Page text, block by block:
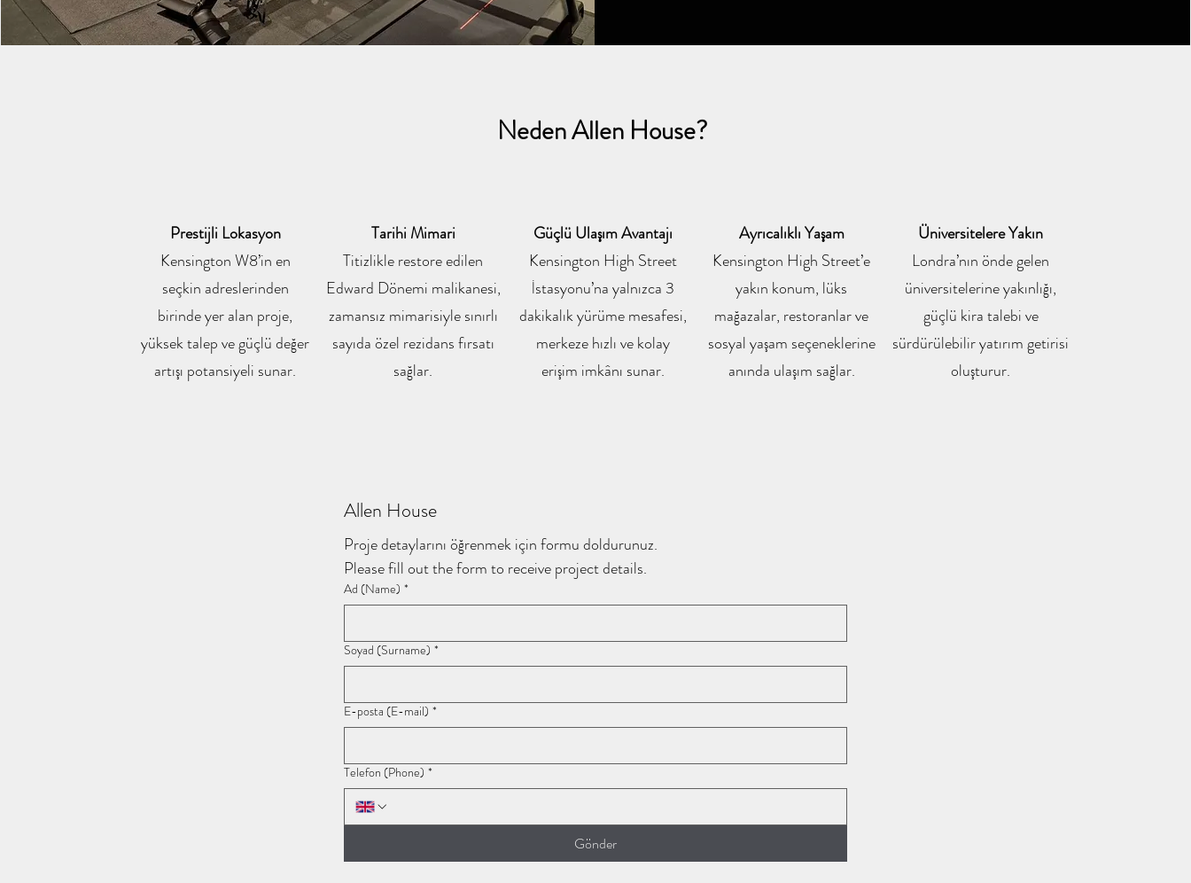
Neden Allen House?
Prestijli Lokasyon
Kensington W8’in en
seçkin adreslerinden
birinde yer alan proje,
yüksek talep ve güçlü değer
artışı potansiyeli sunar.
Tarihi Mimari
Titizlikle restore edilen
Edward Dönemi malikanesi,
zamansız mimarisiyle sınırlı
sayıda özel rezidans fırsatı
sağlar.
Güçlü Ulaşım Avantajı
Kensington High Street
İstasyonu’na yalnızca 3
dakikalık yürüme mesafesi,
merkeze hızlı ve kolay
erişim imkânı sunar.
Ayrıcalıklı Yaşam
Kensington High Street’e
yakın konum, lüks
mağazalar, restoranlar ve
sosyal yaşam seçeneklerine
anında ulaşım sağlar.
Üniversitelere Yakın
Londra’nın önde gelen
üniversitelerine yakınlığı,
güçlü kira talebi ve
sürdürülebilir yatırım getirisi
oluşturur.
Allen House
Proje detaylarını öğrenmek için formu doldurunuz.
Please fill out the form to receive project details.
Ad (Name) *
Soyad (Surname) *
E-posta (E-mail) *
Telefon (Phone) *
Gönder